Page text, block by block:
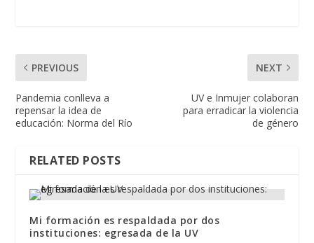
PREVIOUS
Pandemia conlleva a
repensar la idea de
educación: Norma del Río
NEXT
UV e Inmujer colaboran
para erradicar la violencia
de género
RELATED POSTS
Mi formación es respaldada por dos
instituciones: egresada de la UV